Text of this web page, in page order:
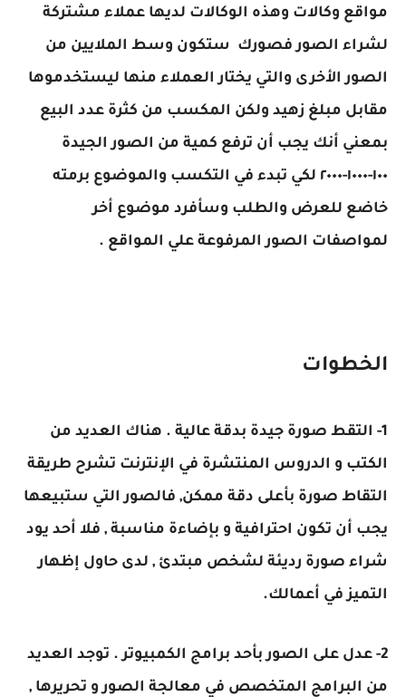
مواقع وكالات وهذه الوكالات لديها عملاء مشتركة
لشراء الصور فصورك ستكون وسط الملايين من
الصور الأخرى والتي يختار العملاء منها ليستخدموها
مقابل مبلغ زهيد ولكن المكسب من كثرة عدد البيع
بمعني أنك يجب أن ترفع كمية من الصور الجيدة
١٠٠-١٠٠٠-٢٠٠٠ لكي تبدء في التكسب والموضوع برمته
خاضع للعرض والطلب وسأفرد موضوع أخر
لمواصفات الصور المرفوعة علي المواقع .
الخطوات
1- التقط صورة جيدة بدقة عالية . هناك العديد من
الكتب و الدروس المنتشرة في الإنترنت تشرح طريقة
التقاط صورة بأعلى دقة ممكن, فالصور التي ستبيعها
يجب أن تكون احترافية و بإضاءة مناسبة , فلا أحد يود
شراء صورة رديئة لشخص مبتدئ , لدى حاول إظهار
التميز في أعمالك.
2- عدل على الصور بأحد برامج الكمبيوتر . توجد العديد
من البرامج المتخصص في معالجة الصور و تحريرها ,